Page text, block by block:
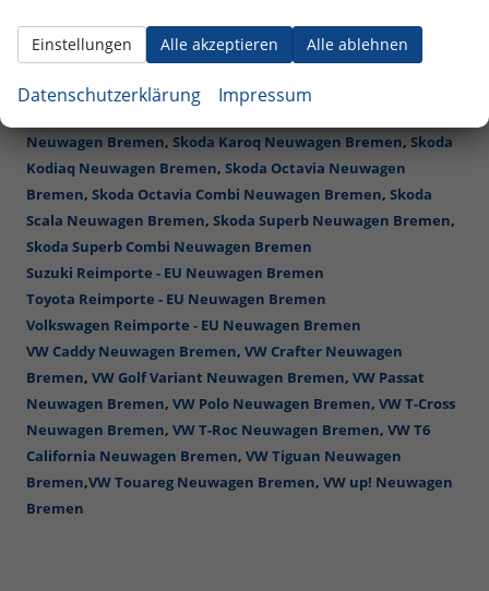
Leon Sportstourer ST Neuwagen Bremen ,Seat Tarraco
Neuwagen Bremen
Skoda Reimporte - EU Neuwagen Bremen
Neuwagen Bremen, Skoda Karoq Neuwagen Bremen, Skoda
Kodiaq Neuwagen Bremen, Skoda Octavia Neuwagen
Bremen, Skoda Octavia Combi Neuwagen Bremen, Skoda
Scala Neuwagen Bremen, Skoda Superb Neuwagen Bremen,
Skoda Superb Combi Neuwagen Bremen
Suzuki Reimporte - EU Neuwagen Bremen
Toyota Reimporte - EU Neuwagen Bremen
Volkswagen Reimporte - EU Neuwagen Bremen
VW Caddy Neuwagen Bremen, VW Crafter Neuwagen
Bremen, VW Golf Variant Neuwagen Bremen, VW Passat
Neuwagen Bremen, VW Polo Neuwagen Bremen, VW T-Cross
Neuwagen Bremen, VW T-Roc Neuwagen Bremen, VW T6
California Neuwagen Bremen, VW Tiguan Neuwagen
Bremen,VW Touareg Neuwagen Bremen, VW up! Neuwagen
Bremen
Alle akzeptieren Alle ablehnen
Einstellungen
Datenschutzerklärung Impressum